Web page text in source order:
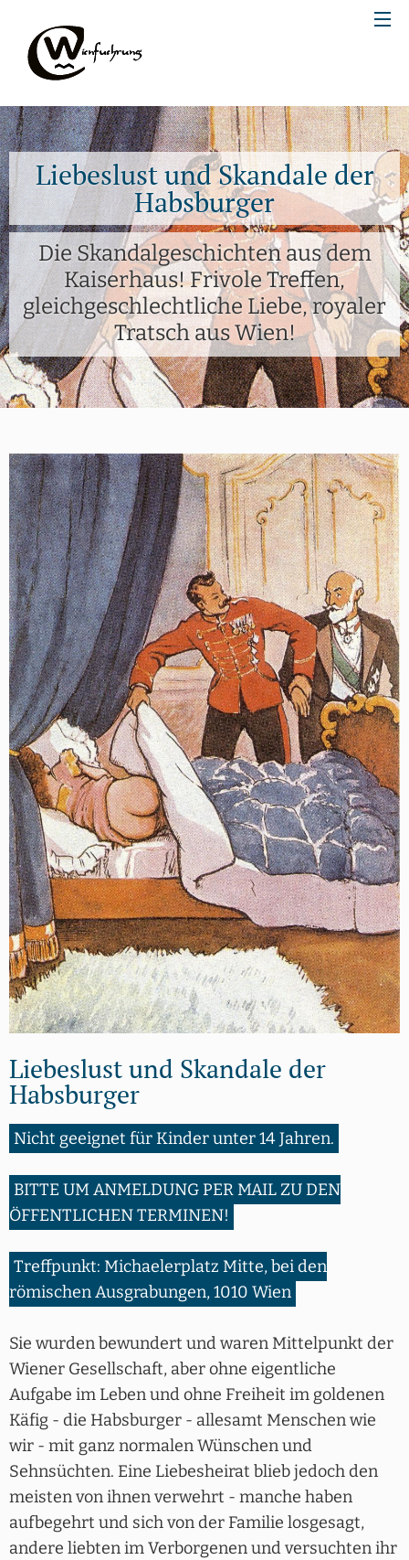
Liebeslust und Skandale der
Habsburger
Die Skandalgeschichten aus dem
Kaiserhaus! Frivole Treffen,
gleichgeschlechtliche Liebe, royaler
Tratsch aus Wien!
Liebeslust und Skandale der
Habsburger
Nicht geeignet für Kinder unter 14 Jahren.
BITTE UM ANMELDUNG PER MAIL ZU DEN
ÖFFENTLICHEN TERMINEN!
Treffpunkt: Michaelerplatz Mitte, bei den
römischen Ausgrabungen, 1010 Wien
Sie wurden bewundert und waren Mittelpunkt der
Wiener Gesellschaft, aber ohne eigentliche
Aufgabe im Leben und ohne Freiheit im goldenen
Käfig - die Habsburger - allesamt Menschen wie
wir - mit ganz normalen Wünschen und
Sehnsüchten. Eine Liebesheirat blieb jedoch den
meisten von ihnen verwehrt - manche haben
aufbegehrt und sich von der Familie losgesagt,
andere liebten im Verborgenen und versuchten ihr